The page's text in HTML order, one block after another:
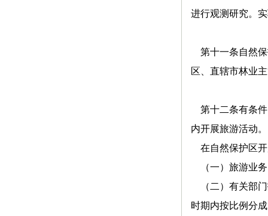
进行观测研究。
第十一条自然保
区、直辖市林业
第十二条有条件
内开展旅游活动。
在自然保护区开
（一）旅游业务
（二）有关部门
时期内按比例分